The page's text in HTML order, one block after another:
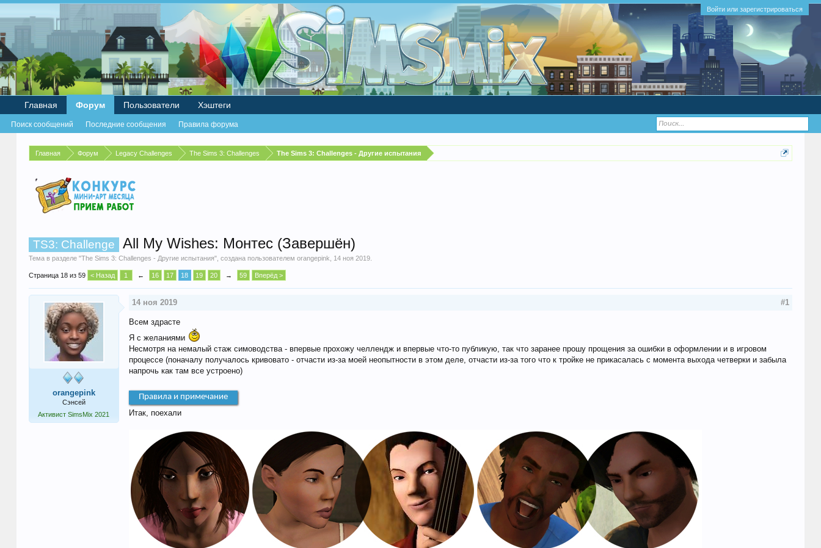
Войти или зарегистрироваться
Главная Форум Legacy Challenges The Sims 3: Challenges The Sims 3: Challenges - Другие испытания
TS3: Challenge All My Wishes: Монтес (Завершён)
Тема в разделе "The Sims 3: Challenges - Другие испытания", создана пользователем orangepink 14 ноя 2019.
Страница 18 из 59 < Назад 1 ← 16 17 18 19 20 → 59 Вперёд >
orangepink
Сэнсей
Активист SimsMix 2021
14 ноя 2019 #1
Всем здрасте
Я с желаниями
Несмотря на немалый стаж симоводства - впервые прохожу челлендж и впервые что-то публикую, так что заранее прошу прощения за ошибки в оформлении и в игровом
процессе (поначалу получалось кривовато - отчасти из-за моей неопытности в этом деле, отчасти из-за того что к тройке не прикасалась с момента выхода четверки и забыла
напрочь как там все устроено)
Правила и примечание
Итак, поехали
Главная Форум
Поиск сообщений Последние сообщения Правила форума
Пользователи Хэштеги